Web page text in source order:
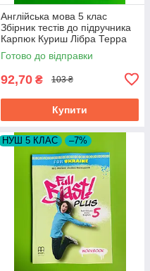
Англійська мова 5 клас
Збірник тестів до підручника
Карпюк Куриш Лібра Терра
Готово до відправки
92,70 ₴ 103 ₴
Купити
НУШ 5 КЛАС –7%